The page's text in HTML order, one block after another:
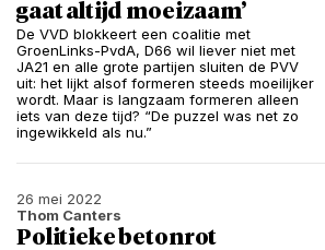
gaat altijd moeizaam’
De VVD blokkeert een coalitie met
GroenLinks-PvdA, D66 wil liever niet met
JA21 en alle grote partijen sluiten de PVV
uit: het lijkt alsof formeren steeds moeilijker
wordt. Maar is langzaam formeren alleen
iets van deze tijd? “De puzzel was net zo
ingewikkeld als nu.”
26 mei 2022
Thom Canters
Politieke betonrot